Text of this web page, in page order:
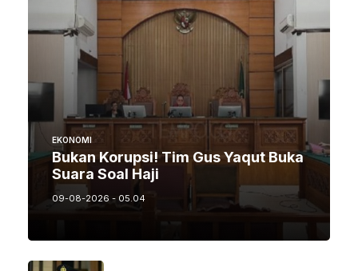
EKONOMI
Bukan Korupsi! Tim Gus Yaqut Buka
Suara Soal Haji
09-08-2026 - 05.04